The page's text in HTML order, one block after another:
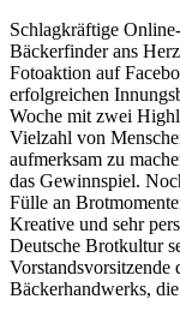
Schlagkräftige
Bäckerfinder ans
Fotoaktion auf
erfolgreichen
Woche mit zwei
Vielzahl von
aufmerksam zu
das Gewinnspiel.
Fülle an
Kreative und sehr
Deutsche Brotkultur
Vorstandsvorsitzende
Bäckerhandwerks,